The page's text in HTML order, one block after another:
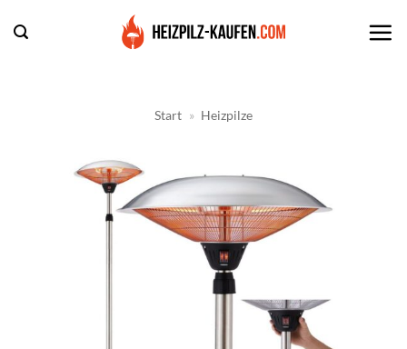
Inhalt
Start » Heizpilze